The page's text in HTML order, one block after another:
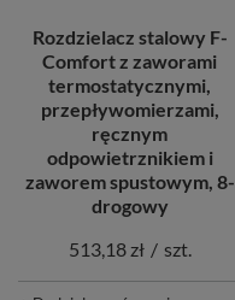
Rozdzielacz stalowy F-
Comfort z zaworami
termostatycznymi,
przepływomierzami,
ręcznym
odpowietrznikiem i
zaworem spustowym, 8-
drogowy
513,18 zł / szt.